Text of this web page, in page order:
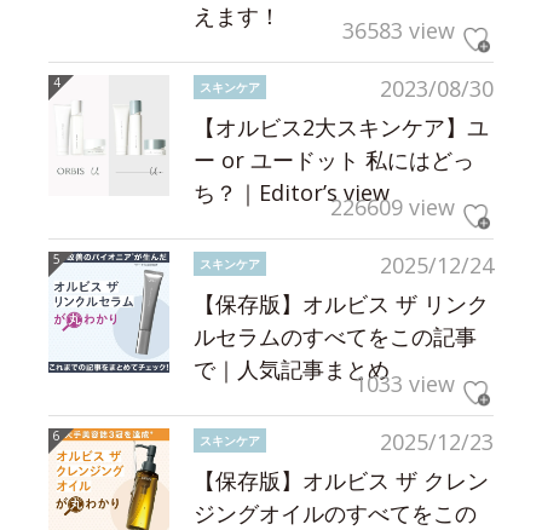
えます！
36583 view
2023/08/30
スキンケア
【オルビス2大スキンケア】ユ
ー or ユードット 私にはどっ
ち？｜Editor’s view226609 view
2025/12/24
スキンケア
【保存版】オルビス ザ リンク
ルセラムのすべてをこの記事
で｜人気記事まとめ1033 view
2025/12/23
スキンケア
【保存版】オルビス ザ クレン
ジングオイルのすべてをこの